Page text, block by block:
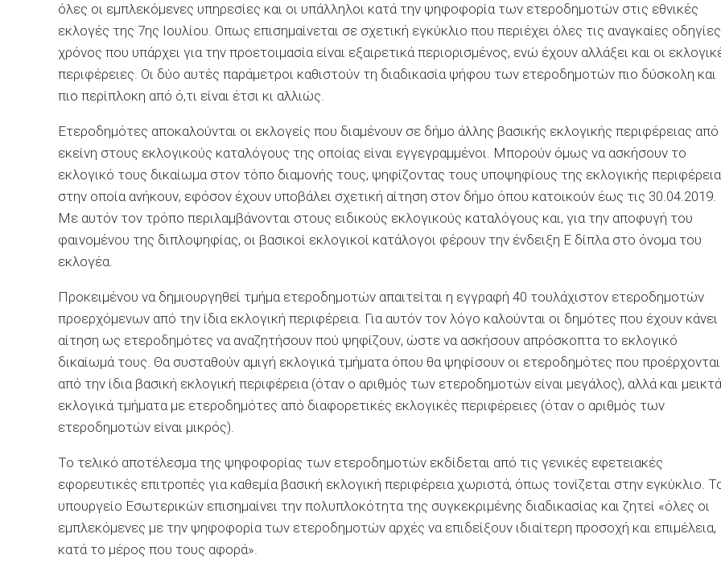
όλες οι εμπλεκόμενες υπηρεσίες και οι υπάλληλοι κατά την ψηφοφορία των ετεροδημοτών στις εθνικές
εκλογές της 7ης Ιουλίου. Οπως επισημαίνεται σε σχετική εγκύκλιο που περιέχει όλες τις αναγκαίες
χρόνος που υπάρχει για την προετοιμασία είναι εξαιρετικά περιορισμένος, ενώ έχουν αλλάξει και οι
περιφέρειες. Οι δύο αυτές παράμετροι καθιστούν τη διαδικασία ψήφου των ετεροδημοτών πιο δύσκολη και
πιο περίπλοκη από ό,τι είναι έτσι κι αλλιώς.
Ετεροδημότες αποκαλούνται οι εκλογείς που διαμένουν σε δήμο άλλης βασικής εκλογικής περιφέρειας από
εκείνη στους εκλογικούς καταλόγους της οποίας είναι εγγεγραμμένοι. Μπορούν όμως να ασκήσουν το
εκλογικό τους δικαίωμα στον τόπο διαμονής τους, ψηφίζοντας τους υποψηφίους της εκλογικής
στην οποία ανήκουν, εφόσον έχουν υποβάλει σχετική αίτηση στον δήμο όπου κατοικούν έως τις 30.04.2019.
Με αυτόν τον τρόπο περιλαμβάνονται στους ειδικούς εκλογικούς καταλόγους και, για την αποφυγή του
φαινομένου της διπλοψηφίας, οι βασικοί εκλογικοί κατάλογοι φέρουν την ένδειξη Ε δίπλα στο όνομα του
εκλογέα.
Προκειμένου να δημιουργηθεί τμήμα ετεροδημοτών απαιτείται η εγγραφή 40 τουλάχιστον ετεροδημοτών
προερχόμενων από την ίδια εκλογική περιφέρεια. Για αυτόν τον λόγο καλούνται οι δημότες που έχουν κάνει
αίτηση ως ετεροδημότες να αναζητήσουν πού ψηφίζουν, ώστε να ασκήσουν απρόσκοπτα το εκλογικό
δικαίωμά τους. Θα συσταθούν αμιγή εκλογικά τμήματα όπου θα ψηφίσουν οι ετεροδημότες που προέρχονται
από την ίδια βασική εκλογική περιφέρεια (όταν ο αριθμός των ετεροδημοτών είναι μεγάλος), αλλά και μεικτά
εκλογικά τμήματα με ετεροδημότες από διαφορετικές εκλογικές περιφέρειες (όταν ο αριθμός των
ετεροδημοτών είναι μικρός).
Το τελικό αποτέλεσμα της ψηφοφορίας των ετεροδημοτών εκδίδεται από τις γενικές εφετειακές
εφορευτικές επιτροπές για καθεμία βασική εκλογική περιφέρεια χωριστά, όπως τονίζεται στην εγκύκλιο.
υπουργείο Εσωτερικών επισημαίνει την πολυπλοκότητα της συγκεκριμένης διαδικασίας και ζητεί «όλες οι
εμπλεκόμενες με την ψηφοφορία των ετεροδημοτών αρχές να επιδείξουν ιδιαίτερη προσοχή και επιμέλεια,
κατά το μέρος που τους αφορά».